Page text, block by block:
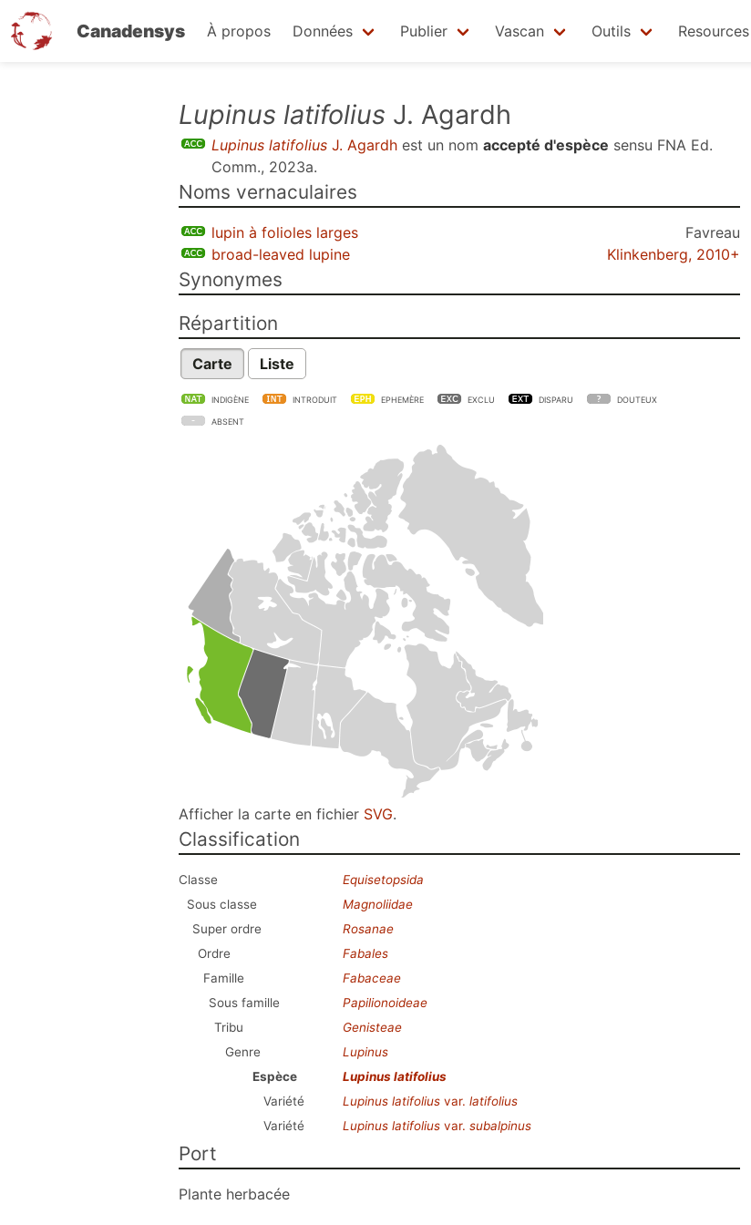
Canadensys À propos Données Publier Vascan Outils Resources
Lupinus latifolius J. Agardh
Lupinus latifolius J. Agardh est un nom accepté d'espèce sensu FNA Ed.
Comm., 2023a.
Noms vernaculaires
lupin à folioles larges
Favreau
broad-leaved lupine
Klinkenberg, 2010+
Synonymes
Répartition
Carte Liste
INDIGÈNE INTRODUIT EPHEMÈRE EXCLU DISPARU DOUTEUX
ABSENT
Afficher la carte en fichier SVG.
Classification
Classe
Equisetopsida
Sous classe
Magnoliidae
Super ordre
Rosanae
Ordre
Fabales
Famille
Fabaceae
Sous famille
Papilionoideae
Tribu
Genisteae
Genre
Lupinus
Espèce
Lupinus latifolius
Variété
Lupinus latifolius var. latifolius
Variété
Lupinus latifolius var. subalpinus
Port
Plante herbacée